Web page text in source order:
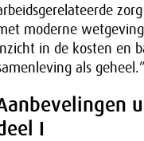
moderne
in de kosten en
als geheel.”
I